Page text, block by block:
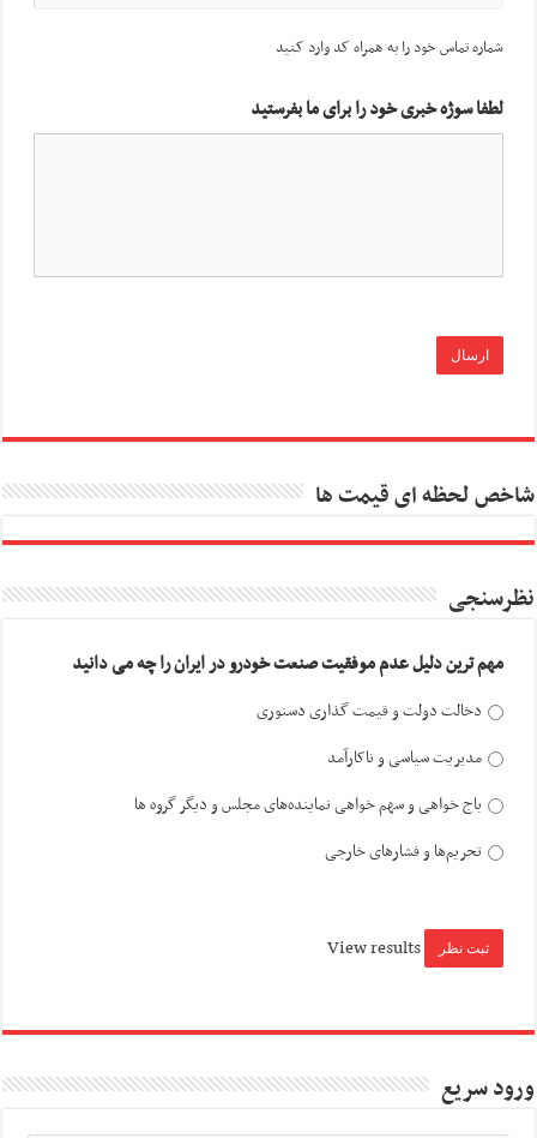
شماره تماس خود را به همراه کد وارد کنید
لطفا سوژه خبری خود را برای ما بفرستید
شاخص لحظه ای قیمت ها
نظرسنجی
مهم ترین دلیل عدم موفقیت صنعت خودرو در ایران را چه می دانید
دخالت دولت و قیمت گذاری دستوری
مدیریت سیاسی و ناکارآمد
باج خواهی و سهم خواهی نماینده‌های مجلس و دیگر گروه ها
تحریم‌ها و فشارهای خارجی
View results
ورود سریع